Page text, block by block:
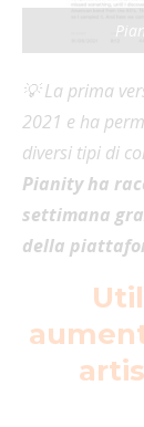
💡 La prima
2021 e ha
diversi tipi di
Pianity ha
settimana
della